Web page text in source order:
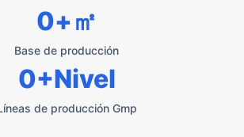
Base de producción
0+㎡
de producción Gmp
0+Nivel